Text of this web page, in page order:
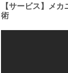
【サービス】メ
術